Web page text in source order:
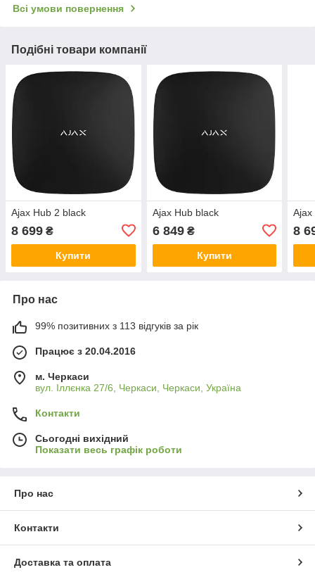
Всі умови повернення
Подібні товари компанії
Ajax Hub 2 black
8 699 ₴
Купити
Ajax Hub black
6 849₴
Купити
Ajax
8
Про нас
99% позитивних з 113 відгуків за рік
Працює з 20.04.2016
м. Черкаси
вул. Іллєнка 27/6, Черкаси, Черкаси, Україна
Контакти
Сьогодні вихідний
Показати весь графік роботи
Про нас
Контакти
Доставка та оплата